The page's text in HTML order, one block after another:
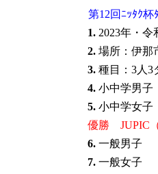
第12回ﾆｯﾀｸ杯
1. 2023年・令
2. 場所：伊那
3. 種目：3人3
4. 小中学男子
5. 小中学女子
優勝 JUPIC
6. 一般男子
7. 一般女子